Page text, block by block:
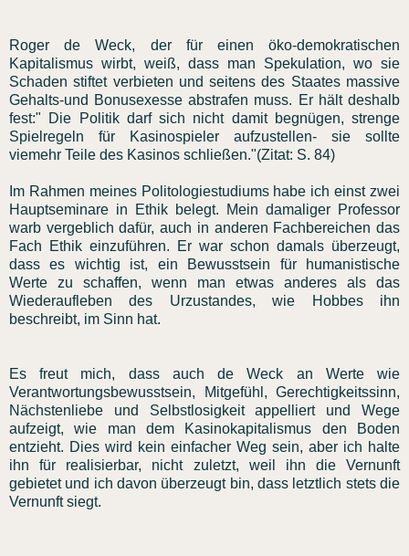
Roger de Weck, der für einen öko-demokratischen
Kapitalismus wirbt, weiß, dass man Spekulation, wo sie
Schaden stiftet verbieten und seitens des Staates massive
Gehalts-und Bonusexesse abstrafen muss. Er hält deshalb
fest:" Die Politik darf sich nicht damit begnügen, strenge
Spielregeln für Kasinospieler aufzustellen- sie sollte
viemehr Teile des Kasinos schließen."(Zitat: S. 84)
Im Rahmen meines Politologiestudiums habe ich einst zwei
Hauptseminare in Ethik belegt. Mein damaliger Professor
warb vergeblich dafür, auch in anderen Fachbereichen das
Fach Ethik einzuführen. Er war schon damals überzeugt,
dass es wichtig ist, ein Bewusstsein für humanistische
Werte zu schaffen, wenn man etwas anderes als das
Wiederaufleben des Urzustandes, wie Hobbes ihn
beschreibt, im Sinn hat.
Es freut mich, dass auch de Weck an Werte wie
Verantwortungsbewusstsein, Mitgefühl, Gerechtigkeitssinn,
Nächstenliebe und Selbstlosigkeit appelliert und Wege
aufzeigt, wie man dem Kasinokapitalismus den Boden
entzieht. Dies wird kein einfacher Weg sein, aber ich halte
ihn für realisierbar, nicht zuletzt, weil ihn die Vernunft
gebietet und ich davon überzeugt bin, dass letztlich stets die
Vernunft siegt.